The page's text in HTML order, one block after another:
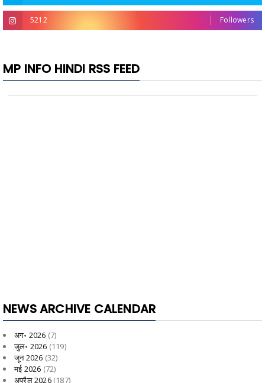
5212 Followers
MP INFO HINDI RSS FEED
NEWS ARCHIVE CALENDAR
अग॰ 2026 (7)
जुल॰ 2026 (119)
जून 2026 (32)
मई 2026 (72)
अप्रैल 2026(187)